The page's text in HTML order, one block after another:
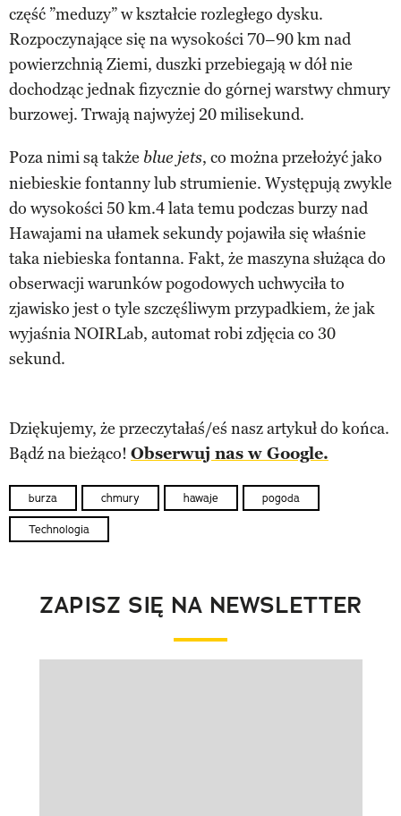
część ”meduzy” w kształcie rozległego dysku.
Rozpoczynające się na wysokości 70–90 km nad
powierzchnią Ziemi, duszki przebiegają w dół nie
dochodząc jednak fizycznie do górnej warstwy chmury
burzowej. Trwają najwyżej 20 milisekund.
Poza nimi są także blue jets, co można przełożyć jako
niebieskie fontanny lub strumienie. Występują zwykle
do wysokości 50 km.4 lata temu podczas burzy nad
Hawajami na ułamek sekundy pojawiła się właśnie
taka niebieska fontanna. Fakt, że maszyna służąca do
obserwacji warunków pogodowych uchwyciła to
zjawisko jest o tyle szczęśliwym przypadkiem, że jak
wyjaśnia NOIRLab, automat robi zdjęcia co 30
sekund.
Dziękujemy, że przeczytałaś/eś nasz artykuł do końca.
Bądź na bieżąco! Obserwuj nas w Google.
burza chmury hawaje pogoda
Technologia
ZAPISZ SIĘ NA NEWSLETTER